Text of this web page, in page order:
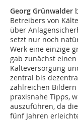
Georg Grünwalder
Betreibers von
über
setzt nur noch
Werk eine einzige
gab zunächst
Kälteversorgung
zentral bis
zahlreichen
praxisnahe Tipps,
auszuführen, da
fünf Jahren